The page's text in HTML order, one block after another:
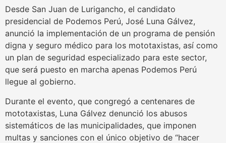
Desde San Juan de Lurigancho, el candidato
presidencial de Podemos Perú, José Luna Gálvez,
anunció la implementación de un programa de pensión
digna y seguro médico para los mototaxistas, así como
un plan de seguridad especializado para este sector,
que será puesto en marcha apenas Podemos Perú
llegue al gobierno.
Durante el evento, que congregó a centenares de
mototaxistas, Luna Gálvez denunció los abusos
sistemáticos de las municipalidades, que imponen
multas y sanciones con el único objetivo de “hacer